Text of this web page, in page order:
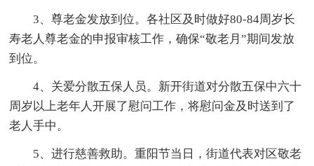
3、尊老金发放到位。各社区及时做好80-84周岁长
寿老人尊老金的申报审核工作，确保“敬老月”期间发放
到位。
4、关爱分散五保人员。新开街道对分散五保中六十
周岁以上老年人开展了慰问工作，将慰问金及时送到了
老人手中。
5、进行慈善救助。重阳节当日，街道代表对区敬老